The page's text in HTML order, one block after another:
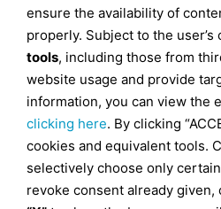
ensure the availability of
properly. Subject to the user’s
tools, including those from
website usage and provide
information, you can view the
clicking here. By clicking
cookies and equivalent tools.
selectively choose only
revoke consent already